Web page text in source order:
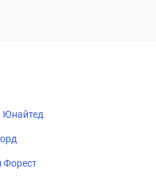
Юнайтед
Форест